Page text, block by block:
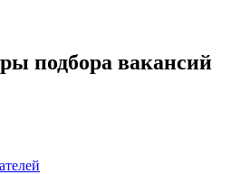
подбора вакансий